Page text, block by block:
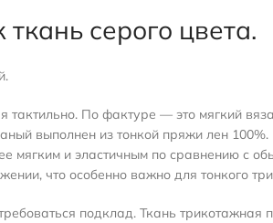
серого цвета.
тактильно. По фактуре — это мягкий
выполнен из тонкой пряжи лен
мягким и эластичным по сравнению с
что особенно важно для тонкого
подклад. Ткань трикотажная